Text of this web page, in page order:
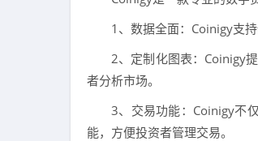
1、数据全面：Coinigy支
2、定制化图表：Coinigy
者分析市场。
3、交易功能：Coinigy不
能，方便投资者管理交易。